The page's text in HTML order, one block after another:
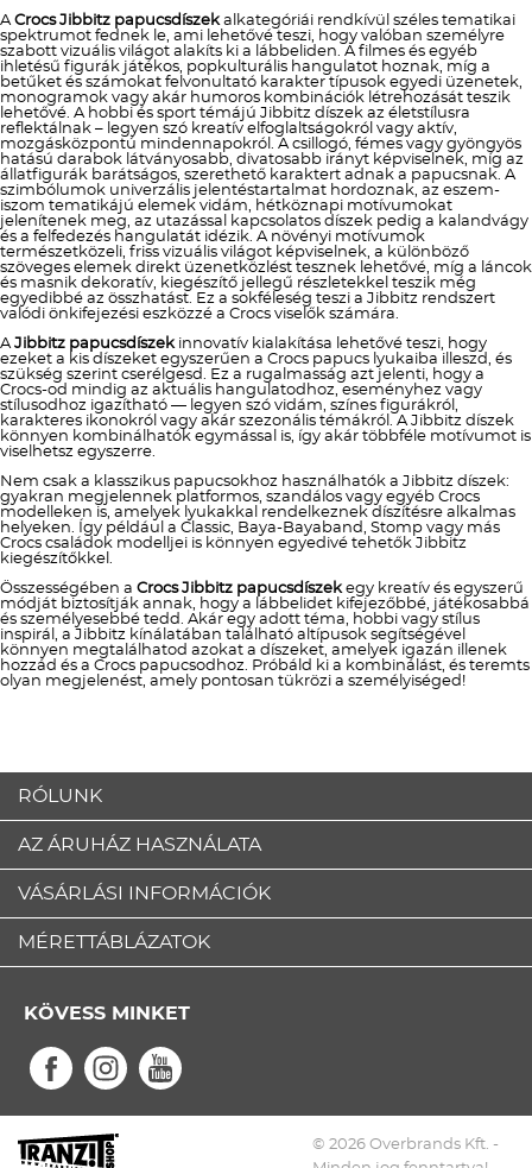
ACrocs Jibbitz papucsdíszekalkategóriái rendkívül széles tematikai
spektrumot fednek le, ami lehetővé teszi, hogy valóban személyre
szabott vizuális világot alakíts ki a lábbeliden. A filmes és egyéb
ihletésű figurák játékos, popkulturális hangulatot hoznak, míg a
betűket és számokat felvonultató karakter típusok egyedi üzenetek,
monogramok vagy akár humoros kombinációk létrehozását teszik
lehetővé. A hobbi és sport témájú Jibbitz díszek az életstílusra
reflektálnak – legyen szó kreatív elfoglaltságokról vagy aktív,
mozgásközpontú mindennapokról. A csillogó, fémes vagy gyöngyös
hatású darabok látványosabb, divatosabb irányt képviselnek, míg az
állatfigurák barátságos, szerethető karaktert adnak a papucsnak. A
szimbólumok univerzális jelentéstartalmat hordoznak, az eszem-
iszom tematikájú elemek vidám, hétköznapi motívumokat
jelenítenek meg, az utazással kapcsolatos díszek pedig a kalandvágy
és a felfedezés hangulatát idézik. A növényi motívumok
természetközeli, friss vizuális világot képviselnek, a különböző
szöveges elemek direkt üzenetközlést tesznek lehetővé, míg a láncok
és masnik dekoratív, kiegészítő jellegű részletekkel teszik még
egyedibbé az összhatást. Ez a sokféleség teszi a Jibbitz rendszert
valódi önkifejezési eszközzé a Crocs viselők számára.
AJibbitz papucsdíszekinnovatív kialakítása lehetővé teszi, hogy
ezeket a kis díszeket egyszerűen a Crocs papucs lyukaiba illeszd, és
szükség szerint cserélgesd. Ez a rugalmasság azt jelenti, hogy a
Crocs-od mindig az aktuális hangulatodhoz, eseményhez vagy
stílusodhoz igazítható — legyen szó vidám, színes figurákról,
karakteres ikonokról vagy akár szezonális témákról. A Jibbitz díszek
könnyen kombinálhatók egymással is, így akár többféle motívumot is
viselhetsz egyszerre.
Nem csak a klasszikus papucsokhoz használhatók a Jibbitz díszek:
gyakran megjelennek platformos, szandálos vagy egyéb Crocs
modelleken is, amelyek lyukakkal rendelkeznek díszítésre alkalmas
helyeken. Így például a Classic, Baya-Bayaband, Stomp vagy más
Crocs családok modelljei is könnyen egyedivé tehetők Jibbitz
kiegészítőkkel.
Összességében a Crocs Jibbitz papucsdíszekegy kreatív és egyszerű
módját biztosítják annak, hogy a lábbelidet kifejezőbbé, játékosabbá
és személyesebbé tedd. Akár egy adott téma, hobbi vagy stílus
inspirál, a Jibbitz kínálatában található altípusok segítségével
könnyen megtalálhatod azokat a díszeket, amelyek igazán illenek
hozzád és a Crocs papucsodhoz. Próbáld ki a kombinálást, és teremts
olyan megjelenést, amely pontosan tükrözi a személyiséged!
RÓLUNK
AZ ÁRUHÁZ HASZNÁLATA
VÁSÁRLÁSI INFORMÁCIÓK
MÉRETTÁBLÁZATOK
KÖVESS MINKET
© 2026 Overbrands Kft. -